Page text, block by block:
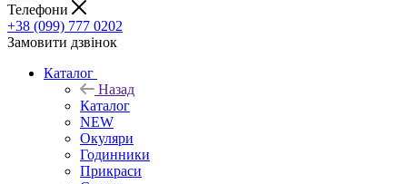
Телефони
+38 (099) 777 0202
Замовити дзвінок
Каталог
Назад
Каталог
NEW
Окуляри
Годинники
Прикраси